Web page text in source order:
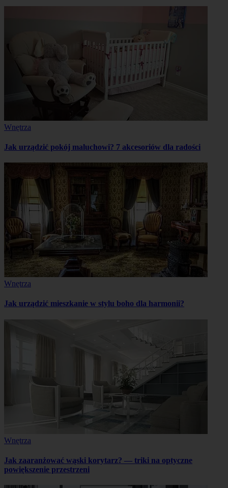
Wnętrza
Jak urządzić pokój maluchowi? 7 akcesoriów dla radości
Wnętrza
Jak urządzić mieszkanie w stylu boho dla harmonii?
Wnętrza
Jak zaaranżować wąski korytarz? — triki na optyczne
powiększenie przestrzeni